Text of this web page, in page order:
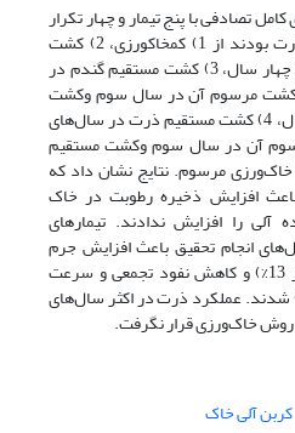
تصادفی با پنج تیمار و چهار تکرار
اجرا شد. تیمارهای تحقیق عبارت بودند از 1) کم­خاک­ورزی، 2) کشت
مستقیم گندم و ذرت به مدت چهار سال، 3) کشت مستقیم گندم در
کشت مرسوم آن در سال سوم وکشت
مستقیم ذرت به مدت چهار سال، 4) کشت مستقیم ذرت در سال‌های
آن در سال سوم وکشت مستقیم
به مدت چهار سال و 5) خاک‌ورزی مرسوم. نتایج نشان داد که
افزایش ذخیره رطوبت در خاک
اما ماده آلی را افزایش ندادند. تیمارهای
انجام تحقیق باعث افزایش جرم
مخصوص ظاهری خاک (حداکثر 13%) و کاهش نفود تجمعی و سرعت
آب در خاک (حداکثر 25%) شدند. عملکرد ذرت در اکثر سال‌های
روش خاک‌ورزی قرار نگرفت.
کربن آلی خاک